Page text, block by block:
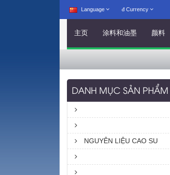
Language đ Currency
主页 涂料和油墨 颜料
DANH MỤC SẢN PHẨM
NGUYÊN LIỆU CAO SU